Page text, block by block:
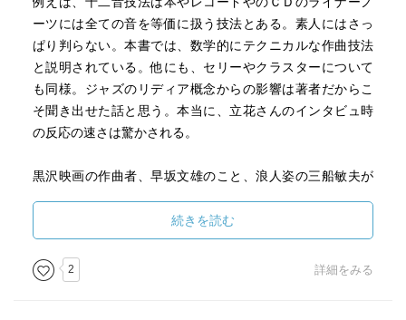
ーツには全ての音を等価に扱う技法とある。素人にはさっ
ぱり判らない。本書では、数学的にテクニカルな作曲技法
と説明されている。他にも、セリーやクラスターについて
も同様。ジャズのリディア概念からの影響は著者だからこ
そ聞き出せた話と思う。本当に、立花さんのインタビュ時
の反応の速さは驚かされる。
黒沢映画の作曲者、早坂文雄のこと、浪人姿の三船敏夫が
ールリアリストの瀧口修造からの影響。いずれも昔から不
思議だった。読後は先人からの賦与が武満の肥やしになっ
ていったことを知る。若き日の武満は風来坊。本来、生活
実感から浮遊した感覚の人と知る。瀧口が若き芸術家の中
続きを読む
2 詳細をみる